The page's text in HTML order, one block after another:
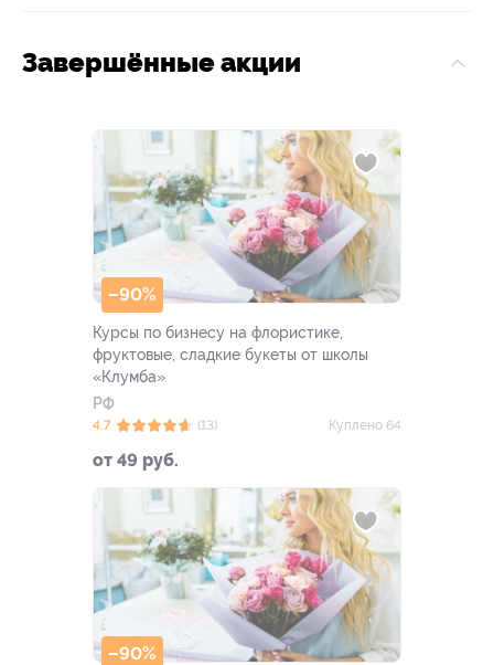
Завершённые акции
–90%
Курсы по бизнесу на флористике,
фруктовые, сладкие букеты от школы
«Клумба»
РФ
от 49 руб.
4.7 (13) Куплено 64
–90%